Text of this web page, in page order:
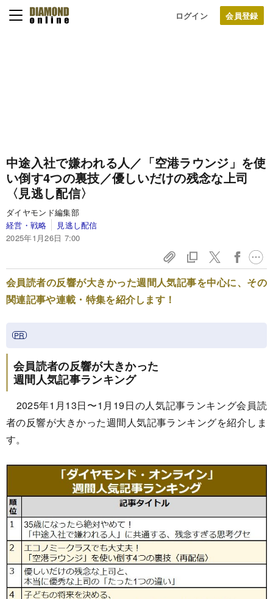
ログイン
中途入社で嫌われる人／「空港ラウンジ」を使
い倒す4つの裏技／優しいだけの残念な上司
〈見逃し配信〉
ダイヤモンド編集部
経営・戦略
見逃し配信
2025年1月26日 7:00
会員読者の反響が大きかった週間人気記事を中心に、その
関連記事や連載・特集を紹介します！
会員読者の反響が大きかった
週間人気記事ランキング
2025年1月13日〜1月19日の人気記事ランキング会員読
者の反響が大きかった週間人気記事ランキングを紹介しま
す。